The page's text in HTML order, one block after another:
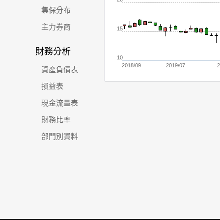
集保分布
主力券商
財務分析
資產負債表
損益表
現金流量表
財務比率
部門別資料
2018/09 2019/07
10
15